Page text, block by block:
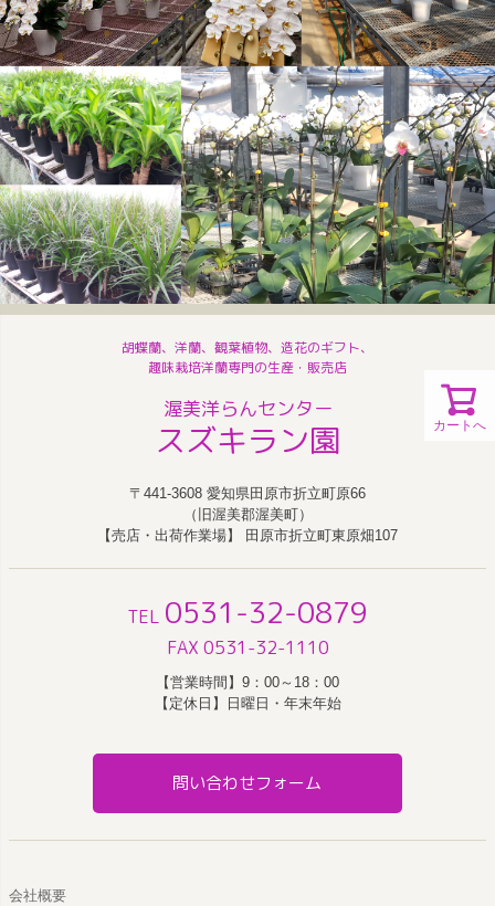
カートへ
胡蝶蘭、洋蘭、観葉植物、造花のギフト、
趣味栽培洋蘭専門の生産・販売店
渥美洋らんセンター
スズキラン園
〒441-3608 愛知県田原市折立町原66
（旧渥美郡渥美町）
【売店・出荷作業場】 田原市折立町東原畑107
TEL 0531-32-0879
FAX 0531-32-1110
【営業時間】9：00～18：00
【定休日】日曜日・年末年始
問い合わせフォーム
会社概要